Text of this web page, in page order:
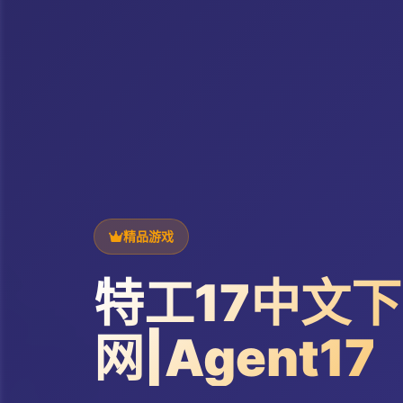
精品游戏
特工17中文
网|Agent17